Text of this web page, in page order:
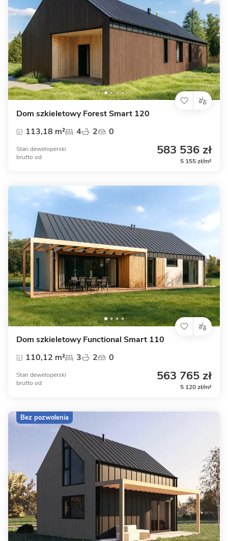
Dom szkieletowy Forest Smart 120
113,18 m²
4 2 0
Stan deweloperski
brutto od 583 536 zł
5 155 zł/m²
Dom szkieletowy Functional Smart 110
110,12 m²
3 2 0
Stan deweloperski
brutto od 563 765 zł
5 120 zł/m²
Bez pozwolenia